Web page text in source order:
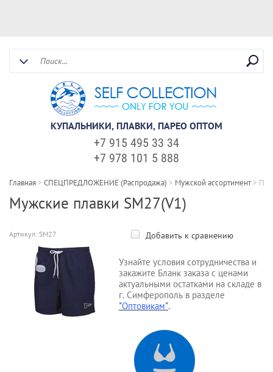
КУПАЛЬНИКИ, ПЛАВКИ, ПАРЕО ОПТОМ
+7 915 495 33 34
+7 978 101 5 888
Главная > СПЕЦПРЕДЛОЖЕНИЕ (Распродажа) > Мужской ассортимент >
Мужские плавки SM27(V1)
Артикул: SM27 Добавить к сравнению
Узнайте условия сотрудничества и
закажите Бланк заказа с ценами
актуальными остатками на складе в
г. Симферополь в разделе
"Оптовикам".